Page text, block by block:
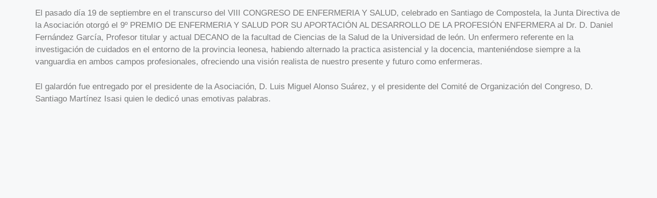
El pasado día 19 de septiembre en el transcurso del VIII CONGRESO DE ENFERMERIA Y SALUD, celebrado en Santiago de Compostela, la Junta Directiva de
la Asociación otorgó el 9º PREMIO DE ENFERMERIA Y SALUD POR SU APORTACIÓN AL DESARROLLO DE LA PROFESIÓN ENFERMERA al Dr. D. Daniel
Fernández García, Profesor titular y actual DECANO de la facultad de Ciencias de la Salud de la Universidad de león. Un enfermero referente en la
investigación de cuidados en el entorno de la provincia leonesa, habiendo alternado la practica asistencial y la docencia, manteniéndose siempre a la
vanguardia en ambos campos profesionales, ofreciendo una visión realista de nuestro presente y futuro como enfermeras.
El galardón fue entregado por el presidente de la Asociación, D. Luis Miguel Alonso Suárez, y el presidente del Comité de Organización del Congreso, D.
Santiago Martínez Isasi quien le dedicó unas emotivas palabras.